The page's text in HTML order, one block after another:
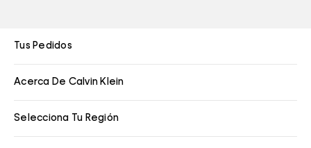
Tus Pedidos
Acerca De Calvin Klein
Selecciona Tu Región